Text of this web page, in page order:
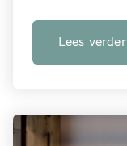
Lees verder